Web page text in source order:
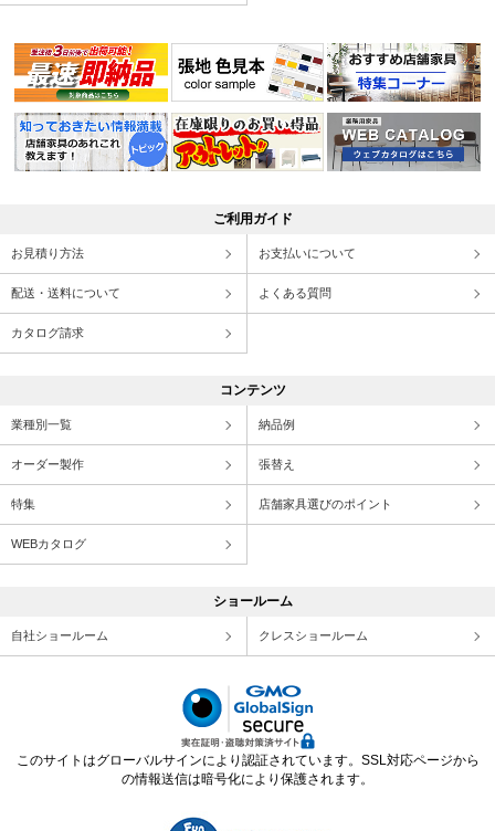
ご利用ガイド
お見積り方法 お支払いについて
配送・送料について よくある質問
カタログ請求
コンテンツ
業種別一覧 納品例
オーダー製作 張替え
特集 店舗家具選びのポイント
WEBカタログ
ショールーム
自社ショールーム クレスショールーム
このサイトはグローバルサインにより認証されています。SSL対応ページから
の情報送信は暗号化により保護されます。